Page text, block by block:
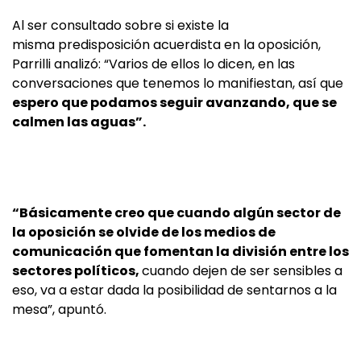
Al ser consultado sobre si existe la
misma predisposición acuerdista en la oposición,
Parrilli analizó: “Varios de ellos lo dicen, en las
conversaciones que tenemos lo manifiestan, así que
espero que podamos seguir avanzando, que se
calmen las aguas”.
“Básicamente creo que cuando algún sector de
la oposición se olvide de los medios de
comunicación que fomentan la división entre los
sectores políticos,cuando dejen de ser sensibles a
eso, va a estar dada la posibilidad de sentarnos a la
mesa”, apuntó.